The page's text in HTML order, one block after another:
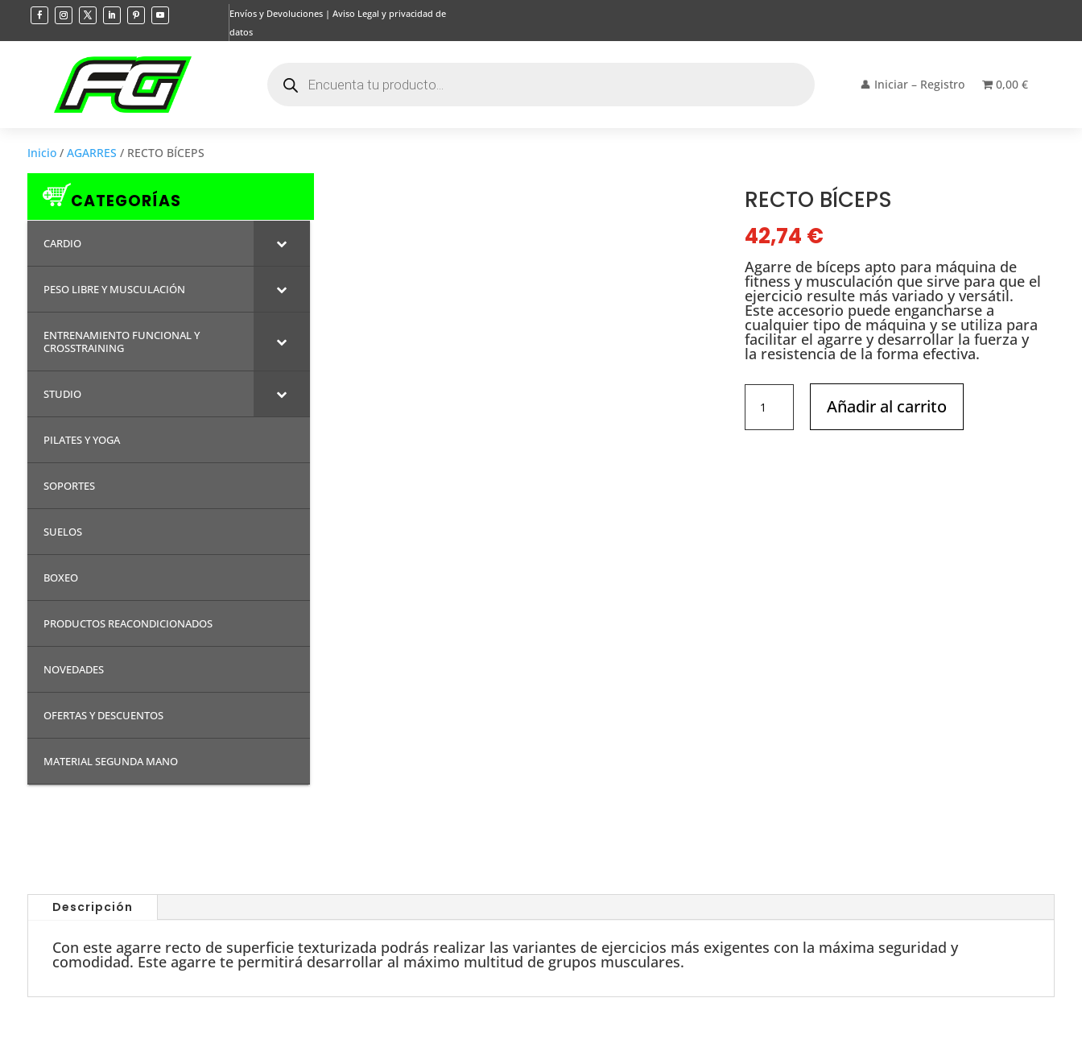
Envíos y Devoluciones| Aviso Legal y privacidad de
datos
productos 👤 Iniciar – Registro 0,00 €
Inicio/ AGARRES / RECTO BÍCEPS
CATEGORÍAS
CARDIO
PESO LIBRE Y MUSCULACIÓN
ENTRENAMIENTO FUNCIONAL Y
CROSSTRAINING
STUDIO
PILATES Y YOGA
SOPORTES
SUELOS
BOXEO
PRODUCTOS REACONDICIONADOS
NOVEDADES
OFERTAS Y DESCUENTOS
MATERIAL SEGUNDA MANO
RECTO BÍCEPS
42,74 €
Agarre de bíceps apto para máquina de
fitness y musculación que sirve para que el
ejercicio resulte más variado y versátil.
Este accesorio puede engancharse a
cualquier tipo de máquina y se utiliza para
facilitar el agarre y desarrollar la fuerza y
la resistencia de la forma efectiva.
BÍCEPS
cantidad
Añadir al carrito
Descripción
Con este agarre recto de superficie texturizada podrás realizar las variantes de ejercicios más exigentes con la máxima seguridad y
comodidad. Este agarre te permitirá desarrollar al máximo multitud de grupos musculares.